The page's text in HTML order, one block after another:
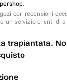
con recensioni
un servizio clienti di
trapiantata.